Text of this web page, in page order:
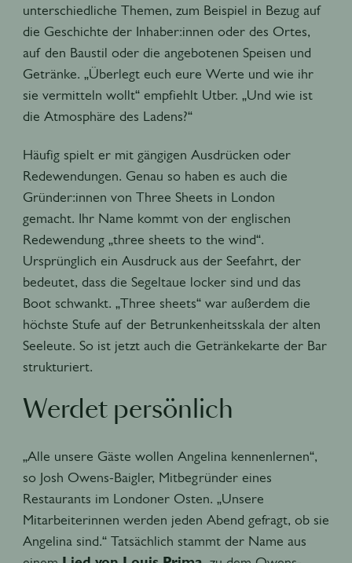
unterschiedliche Themen, zum Beispiel in Bezug auf
die Geschichte der Inhaber:innen oder des Ortes,
auf den Baustil oder die angebotenen Speisen und
Getränke. „Überlegt euch eure Werte und wie ihr
sie vermitteln wollt“ empfiehlt Utber. „Und wie ist
die Atmosphäre des Ladens?“
Häufig spielt er mit gängigen Ausdrücken oder
Redewendungen. Genau so haben es auch die
Gründer:innen von Three Sheets in London
gemacht. Ihr Name kommt von der englischen
Redewendung „three sheets to the wind“.
Ursprünglich ein Ausdruck aus der Seefahrt, der
bedeutet, dass die Segeltaue locker sind und das
Boot schwankt. „Three sheets“ war außerdem die
höchste Stufe auf der Betrunkenheitsskala der alten
Seeleute. So ist jetzt auch die Getränkekarte der Bar
strukturiert.
Werdet persönlich
„Alle unsere Gäste wollen Angelina kennenlernen“,
so Josh Owens-Baigler, Mitbegründer eines
Restaurants im Londoner Osten. „Unsere
Mitarbeiterinnen werden jeden Abend gefragt, ob sie
Angelina sind.“ Tatsächlich stammt der Name aus